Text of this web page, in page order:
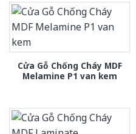
Cửa Gỗ Chống Cháy MDF
Melamine P1 van kem